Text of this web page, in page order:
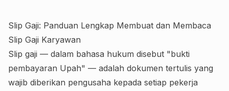
Slip Gaji: Panduan Lengkap Membuat dan Membaca
Slip Gaji Karyawan
Slip gaji — dalam bahasa hukum disebut "bukti
pembayaran Upah" — adalah dokumen tertulis yang
wajib diberikan pengusaha kepada setiap pekerja